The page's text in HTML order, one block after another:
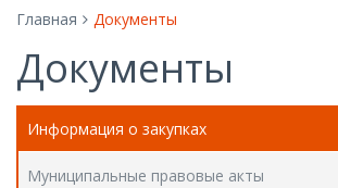
Главная Документы
Документы
Информация о закупках
Муниципальные правовые акты